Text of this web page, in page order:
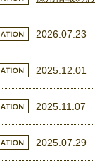
2026.07.23
2025.12.01
2025.11.07
2025.07.29